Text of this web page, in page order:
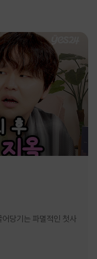
당기는 파멸적인 첫사